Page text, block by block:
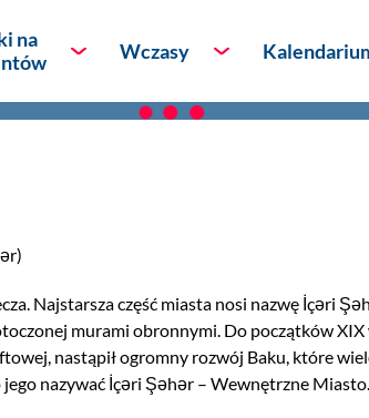
na
Południowa
i Oceania
Wczasy
Najstarsza część miasta nosi nazwę İçəri
murami obronnymi. Do początków
nastąpił ogromny rozwój Baku, które
nazywać İçəri Şəhər – Wewnętrzne Miasto.